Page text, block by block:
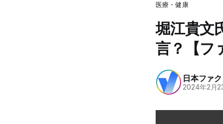
医療・健康
堀江貴文
言？【フ
日本ファ
2024年2月